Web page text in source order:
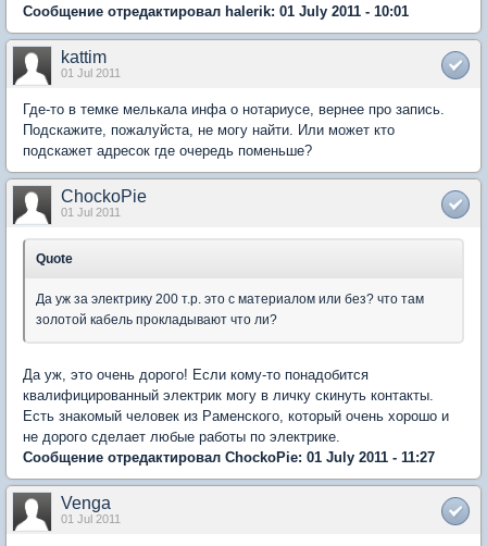
Сообщение отредактировал halerik: 01 July 2011 - 10:01
kattim
01 Jul 2011
Где-то в темке мелькала инфа о нотариусе, вернее про запись.
Подскажите, пожалуйста, не могу найти. Или может кто
подскажет адресок где очередь поменьше?
ChockoPie
01 Jul 2011
Quote
Да уж за электрику 200 т.р. это с материалом или без? что там
золотой кабель прокладывают что ли?
Да уж, это очень дорого! Если кому-то понадобится
квалифицированный электрик могу в личку скинуть контакты.
Есть знакомый человек из Раменского, который очень хорошо и
не дорого сделает любые работы по электрике.
Сообщение отредактировал ChockoPie: 01 July 2011 - 11:27
Venga
01 Jul 2011